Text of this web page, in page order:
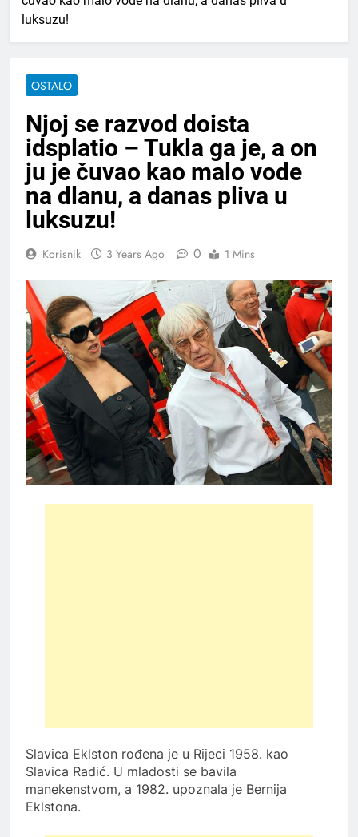
luksuzu!
OSTALO
Njoj se razvod doista
idsplatio – Tukla ga je, a on
ju je čuvao kao malo vode
na dlanu, a danas pliva u
luksuzu!
Korisnik 3 Years Ago 0 1 Mins
Slavica Eklston rođena je u Rijeci 1958. kao
Slavica Radić. U mladosti se bavila
manekenstvom, a 1982. upoznala je Bernija
Eklstona.